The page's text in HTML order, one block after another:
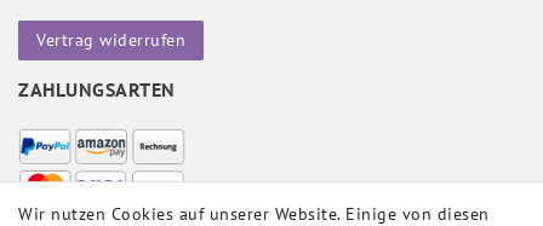
Vertrag widerrufen
ZAHLUNGSARTEN
Wir nutzen Cookies auf unserer Website. Einige von diesen